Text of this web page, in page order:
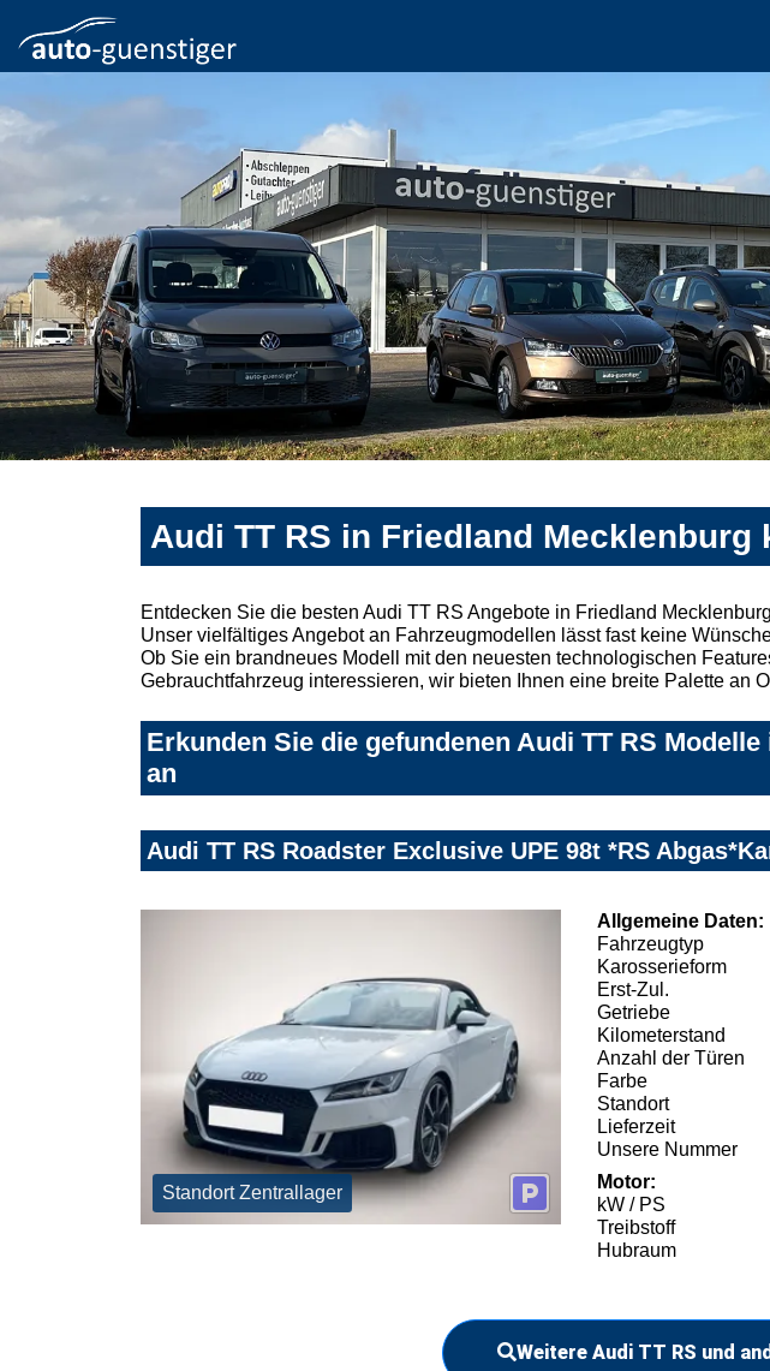
Audi TT RS in Friedland Mecklenburg
Entdecken Sie die besten Audi TT RS Angebote in Friedland
Unser vielfältiges Angebot an Fahrzeugmodellen lässt fast keine
Ob Sie ein brandneues Modell mit den neuesten technologischen
Gebrauchtfahrzeug interessieren, wir bieten Ihnen eine breite Palette an
Erkunden Sie die gefundenen Audi TT RS
an
Audi TT RS Roadster Exclusive UPE 98t *RS
Standort Zentrallager
Allgemeine Daten:
Fahrzeugtyp
Karosserieform
Erst-Zul.
Getriebe
Kilometerstand
Anzahl der Türen
Farbe
Standort
Lieferzeit
Unsere Nummer
Motor:
kW / PS
Treibstoff
Hubraum
Weitere Audi TT RS und